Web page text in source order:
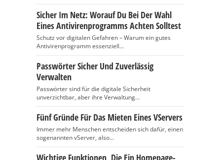
Sicher Im Netz: Worauf Du Bei Der Wahl
Eines Antivirenprogramms Achten Solltest
Schutz vor digitalen Gefahren – Warum ein gutes
Antivirenprogramm essenziell...
Passwörter Sicher Und Zuverlässig
Verwalten
Passwörter sind für die digitale Sicherheit
unverzichtbar, aber ihre Verwaltung...
Fünf Gründe Für Das Mieten Eines VServers
Immer mehr Menschen entscheiden sich dafür, einen
sogenannten vServer, also...